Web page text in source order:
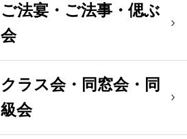
ご法宴・ご法事・偲ぶ
会
クラス会・同窓会・同
級会